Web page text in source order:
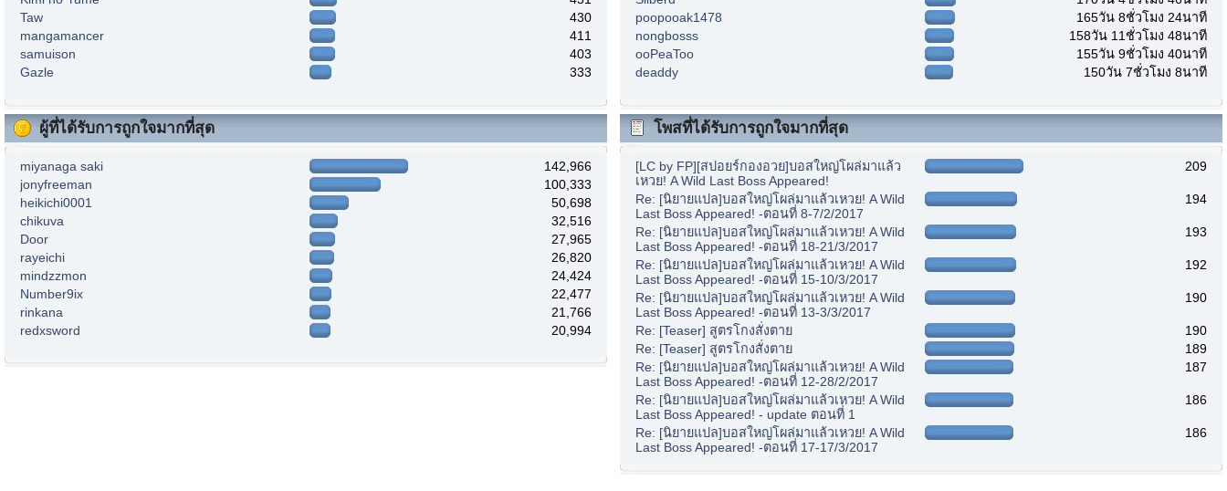
Taw
430
mangamancer
411
samuison
403
Gazle
333
poopooak1478
165วัน 8ชั่วโมง 24นาที
nongbosss
158วัน 11ชั่วโมง 48นาที
ooPeaToo
155วัน 9ชั่วโมง 40นาที
deaddy
150วัน 7ชั่วโมง 8นาที
ผู้ที่ได้รับการถูกใจมากที่สุด
miyanaga saki
142,966
jonyfreeman
100,333
heikichi0001
50,698
chikuva
32,516
Door
27,965
rayeichi
26,820
mindzzmon
24,424
Number9ix
22,477
rinkana
21,766
redxsword
20,994
โพสที่ได้รับการถูกใจมากที่สุด
[LC by FP][สปอยร์กองอวย]บอสใหญ่โผล่มาแล้ว
เหวย! A Wild Last Boss Appeared!
209
Re: [นิยายแปล]บอสใหญ่โผล่มาแล้วเหวย! A Wild
Last Boss Appeared! -ตอนที่ 8-7/2/2017
194
Re: [นิยายแปล]บอสใหญ่โผล่มาแล้วเหวย! A Wild
Last Boss Appeared! -ตอนที่ 18-21/3/2017
193
Re: [นิยายแปล]บอสใหญ่โผล่มาแล้วเหวย! A Wild
Last Boss Appeared! -ตอนที่ 15-10/3/2017
192
Re: [นิยายแปล]บอสใหญ่โผล่มาแล้วเหวย! A Wild
Last Boss Appeared! -ตอนที่ 13-3/3/2017
190
Re: [Teaser] สูตรโกงสั่งตาย
190
Re: [Teaser] สูตรโกงสั่งตาย
189
Re: [นิยายแปล]บอสใหญ่โผล่มาแล้วเหวย! A Wild
Last Boss Appeared! -ตอนที่ 12-28/2/2017
187
Re: [นิยายแปล]บอสใหญ่โผล่มาแล้วเหวย! A Wild
Last Boss Appeared! - update ตอนที่ 1
186
Re: [นิยายแปล]บอสใหญ่โผล่มาแล้วเหวย! A Wild
Last Boss Appeared! -ตอนที่ 17-17/3/2017
186